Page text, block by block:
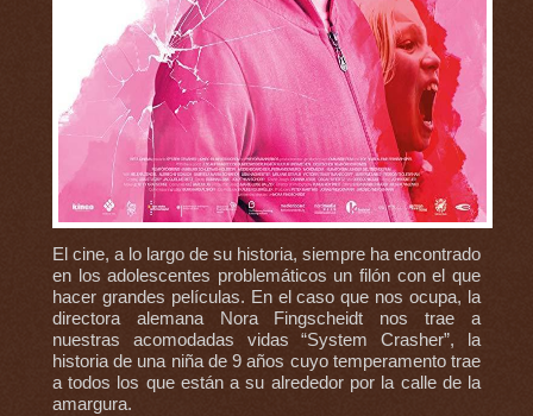
El cine, a lo largo de su historia, siempre ha encontrado
en los adolescentes problemáticos un filón con el que
hacer grandes películas. En el caso que nos ocupa, la
directora alemana Nora Fingscheidt nos trae a
nuestras acomodadas vidas “System Crasher”, la
historia de una niña de 9 años cuyo temperamento trae
a todos los que están a su alrededor por la calle de la
amargura.